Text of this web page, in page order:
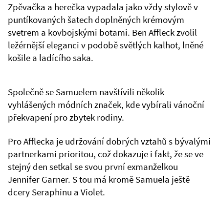
Zpěvačka a herečka vypadala jako vždy stylově v
puntíkovaných šatech doplněných krémovým
svetrem a kovbojskými botami. Ben Affleck zvolil
ležérnější eleganci v podobě světlých kalhot, lněné
košile a ladícího saka.
Společně se Samuelem navštívili několik
vyhlášených módních značek, kde vybírali vánoční
překvapení pro zbytek rodiny.
Pro Afflecka je udržování dobrých vztahů s bývalými
partnerkami prioritou, což dokazuje i fakt, že se ve
stejný den setkal se svou první exmanželkou
Jennifer Garner. S tou má kromě Samuela ještě
dcery Seraphinu a Violet.